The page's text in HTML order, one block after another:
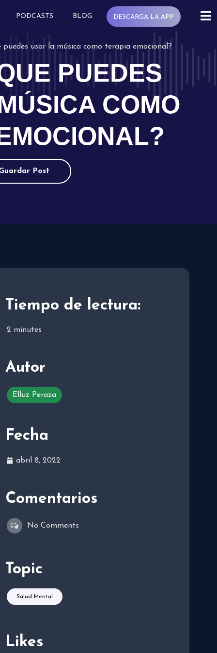
PODCASTS BLOG DESCARGA LA APP
puedes usar la música como terapia emocional?
PUEDES
COMO
Post
Tiempo de lectura:
2 minutes
Autor
Elluz Peraza
Fecha
abril 8, 2022
Comentarios
No Comments
Topic
Salud Mental
Likes